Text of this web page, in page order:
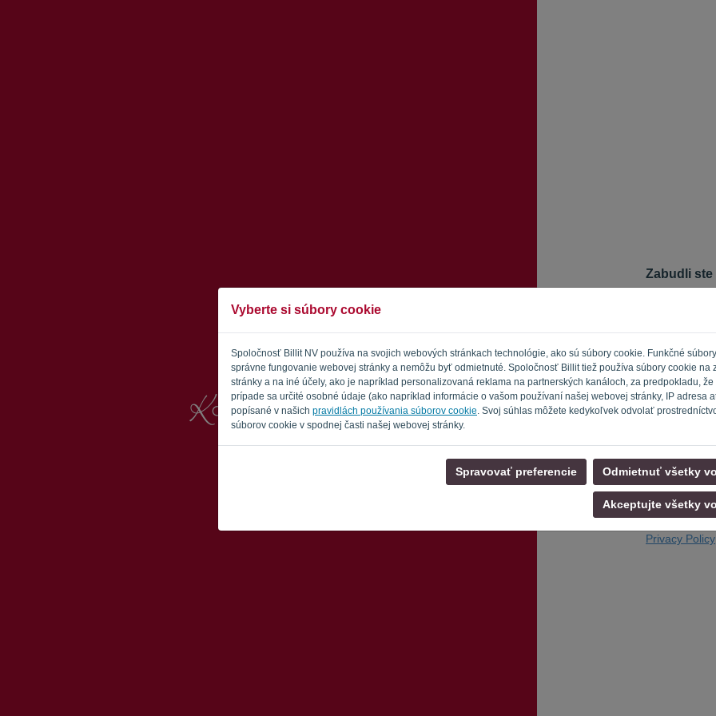
Vyberte si súbory cookie
Spoločnosť Billit NV používa na svojich webových stránkach technológie, ako sú súbory cookie. Funkčné
správne fungovanie webovej stránky a nemôžu byť odmietnuté. Spoločnosť Billit tiež používa súbory cookie na
stránky a na iné účely, ako je napríklad personalizovaná reklama na partnerských kanáloch, za predpokladu,
prípade sa určité osobné údaje (ako napríklad informácie o vašom používaní našej webovej stránky, IP adresa
popísané v našich pravidlách používania súborov cookie. Svoj súhlas môžete kedykoľvek odvolať
súborov cookie v spodnej časti našej webovej stránky.
Spravovať preferencie Odmietnuť všetky
Akceptujte všetky
Zabudli ste
Ak chcete
prihlásenie.
E-mail
Nie ste počítač?
Späť na
Privacy Policy